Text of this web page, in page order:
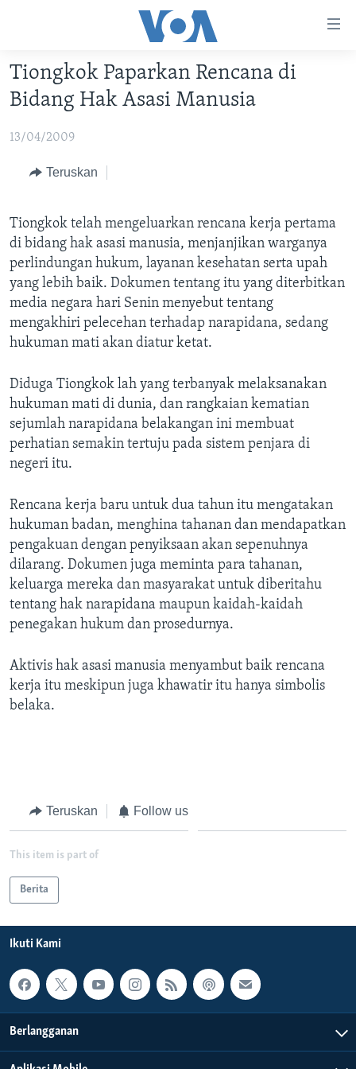
Akses
Lanjut
ke
Konten
Lanjut
Utama
Lanjut
ke
Pencarian
BERANDA
VIDEO
POLYGRAPH
Learning English
IKUTI KAMI
Tiongkok Paparkan Rencana di
Bidang Hak Asasi Manusia
13/04/2009
Teruskan
Tiongkok telah mengeluarkan rencana kerja pertama
di bidang hak asasi manusia, menjanjikan warganya
perlindungan hukum, layanan kesehatan serta upah
yang lebih baik. Dokumen tentang itu yang diterbitkan
media negara hari Senin menyebut tentang
mengakhiri pelecehan terhadap narapidana, sedang
hukuman mati akan diatur ketat.
Diduga Tiongkok lah yang terbanyak melaksanakan
hukuman mati di dunia, dan rangkaian kematian
sejumlah narapidana belakangan ini membuat
perhatian semakin tertuju pada sistem penjara di
negeri itu.
Rencana kerja baru untuk dua tahun itu mengatakan
hukuman badan, menghina tahanan dan mendapatkan
pengakuan dengan penyiksaan akan sepenuhnya
dilarang. Dokumen juga meminta para tahanan,
keluarga mereka dan masyarakat untuk diberitahu
tentang hak narapidana maupun kaidah-kaidah
penegakan hukum dan prosedurnya.
Aktivis hak asasi manusia menyambut baik rencana
kerja itu meskipun juga khawatir itu hanya simbolis
belaka.
Teruskan Follow us
This item is part of
Berita
Ikuti Kami
Berlangganan